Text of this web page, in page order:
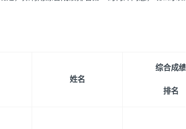
姓名
综合成绩
排名